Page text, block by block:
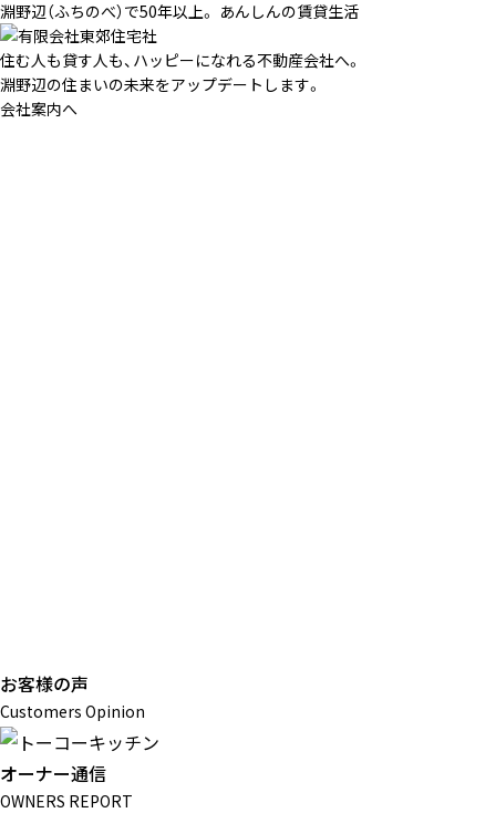
淵野辺（ふちのべ）で50年以上。 あんしんの賃貸生活
住む人も貸す人も、ハッピーになれる不動産会社へ。
淵野辺の住まいの未来をアップデートします。
会社案内へ
お客様の声
Customers Opinion
オーナー通信
OWNERS REPORT